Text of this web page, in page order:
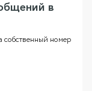
в
собственный номер